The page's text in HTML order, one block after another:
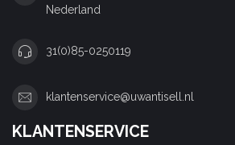
Nederland
31(0)85-0250119
klantenservice@uwantisell.nl
KLANTENSERVICE